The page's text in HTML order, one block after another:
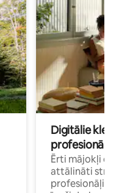
Digitālie
profesionāļi
Ērti mājokļi
attālināti